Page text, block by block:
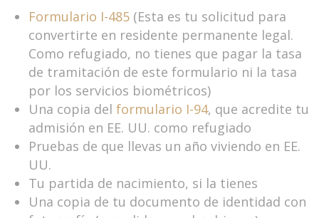
Formulario I-485 (Esta es tu solicitud para
convertirte en residente permanente legal.
Como refugiado, no tienes que pagar la tasa
de tramitación de este formulario ni la tasa
por los servicios biométricos)
Una copia del formulario I-94, que acredite tu
admisión en EE. UU. como refugiado
Pruebas de que llevas un año viviendo en EE.
UU.
Tu partida de nacimiento, si la tienes
Una copia de tu documento de identidad con